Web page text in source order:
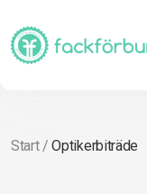
Start/Optikerbiträde